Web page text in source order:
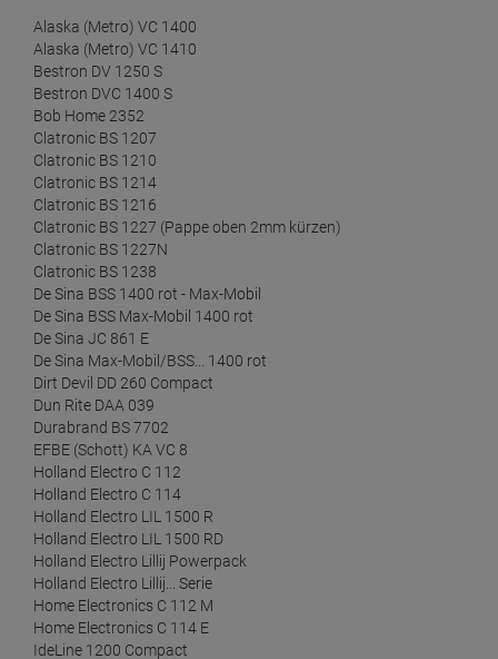
Alaska (Metro) VC 1400
Alaska (Metro) VC 1410
Bestron DV 1250 S
Bestron DVC 1400 S
Bob Home 2352
Clatronic BS 1207
Clatronic BS 1210
Clatronic BS 1214
Clatronic BS 1216
Clatronic BS 1227 (Pappe oben 2mm kürzen)
Clatronic BS 1227N
Clatronic BS 1238
De Sina BSS 1400 rot - Max-Mobil
De Sina BSS Max-Mobil 1400 rot
De Sina JC 861 E
De Sina Max-Mobil/BSS... 1400 rot
Dirt Devil DD 260 Compact
Dun Rite DAA 039
Durabrand BS 7702
EFBE (Schott) KA VC 8
Holland Electro C 112
Holland Electro C 114
Holland Electro LIL 1500 R
Holland Electro LIL 1500 RD
Holland Electro Lillij Powerpack
Holland Electro Lillij... Serie
Home Electronics C 112 M
Home Electronics C 114 E
IdeLine 1200 Compact